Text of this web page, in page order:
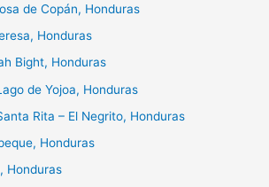
de Copán, Honduras
Honduras
Bight, Honduras
de Yojoa, Honduras
Rita – El Negrito, Honduras
Honduras
Honduras